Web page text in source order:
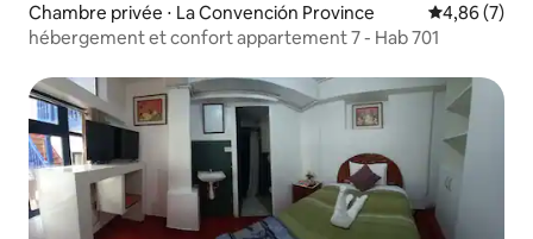
Chambre privée ⋅ La Convención Province Évaluation
4,86 (7)
hébergement et confort appartement 7 - Hab 701